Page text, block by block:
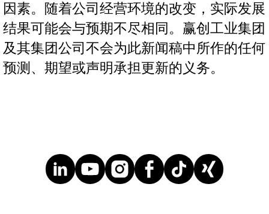
因素。随着公司经营环境的改变，实际发展
结果可能会与预期不尽相同。赢创工业集团
及其集团公司不会为此新闻稿中所作的任何
预测、期望或声明承担更新的义务。